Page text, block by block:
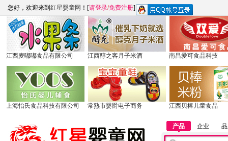
您好，欢迎来到 红星婴童网 ！[请登录/免费注册]
江西麦嘟嘟食品有限公司 江西醇之客月子米酒 南昌爱可食品科技
上海怡氏食品科技有限公司 常熟市婴爵电子商务 江西贝棒儿童食品
产品 企业